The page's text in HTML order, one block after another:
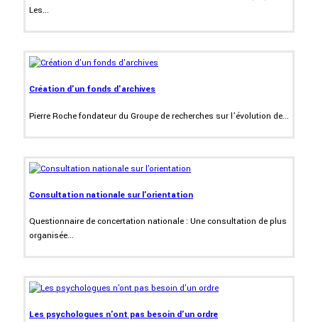
Les...
Création d'un fonds d'archives
Pierre Roche fondateur du Groupe de recherches sur l’évolution de...
Consultation nationale sur l'orientation
Questionnaire de concertation nationale : Une consultation de plus
organisée...
Les psychologues n'ont pas besoin d'un ordre